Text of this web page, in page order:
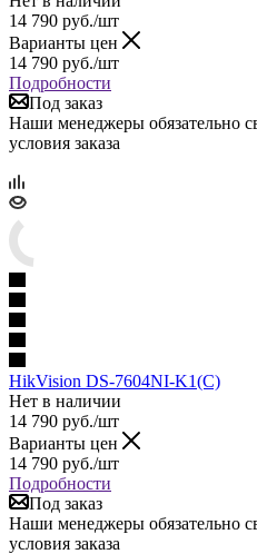
14 790 руб./шт
Варианты цен
14 790 руб./шт
Подробности
Под заказ
Наши менеджеры обязательно
условия заказа
HikVision DS-7604NI-K1(C)
Нет в наличии
14 790 руб./шт
Варианты цен
14 790 руб./шт
Подробности
Под заказ
Наши менеджеры обязательно
условия заказа